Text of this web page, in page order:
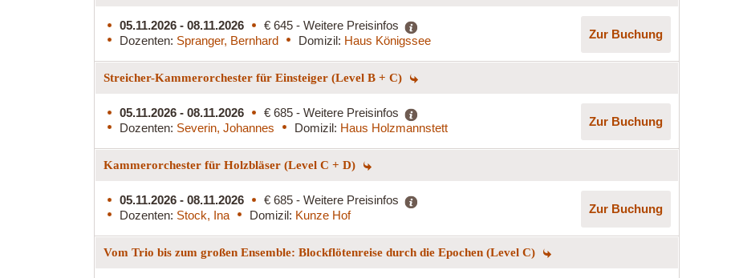
05.11.2026 - 08.11.2026
€ 645 - Weitere Preisinfos
Dozenten: Spranger, Bernhard Domizil: Haus Königssee Zur Buchung
Streicher-Kammerorchester für Einsteiger (Level B + C)
05.11.2026 - 08.11.2026
€ 685 - Weitere Preisinfos
Dozenten: Severin, Johannes Domizil: Haus Holzmannstett Zur Buchung
Kammerorchester für Holzbläser (Level C + D)
05.11.2026 - 08.11.2026
€ 685 - Weitere Preisinfos
Dozenten: Stock, Ina Domizil: Kunze Hof Zur Buchung
Vom Trio bis zum großen Ensemble: Blockflötenreise durch die Epochen (Level C)